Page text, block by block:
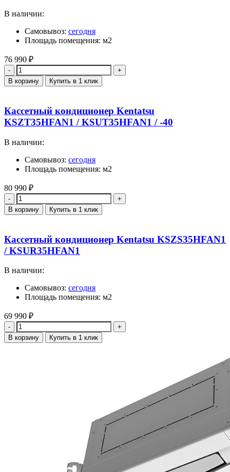
В наличии:
Самовывоз: сегодня
Площадь помещения: м2
76 990 ₽
Количество
В корзину Купить в 1 клик
Кассетный кондиционер Kentatsu
KSZT35HFAN1 / KSUT35HFAN1 / -40
В наличии:
Самовывоз: сегодня
Площадь помещения: м2
80 990 ₽
Количество
В корзину Купить в 1 клик
Кассетный кондиционер Kentatsu KSZS35HFAN1
/ KSUR35HFAN1
В наличии:
Самовывоз: сегодня
Площадь помещения: м2
69 990 ₽
Количество
В корзину Купить в 1 клик